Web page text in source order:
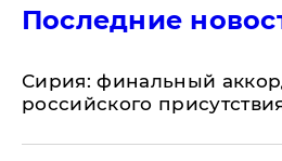
Последние
​Сирия: финальный
российского